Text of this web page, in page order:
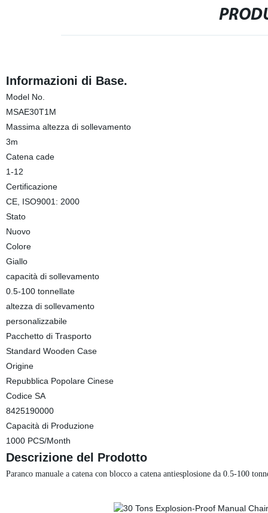
Informazioni di Base.
Model No.
MSAE30T1M
Massima altezza di sollevamento
3m
Catena cade
1-12
Certificazione
CE, ISO9001: 2000
Stato
Nuovo
Colore
Giallo
capacità di sollevamento
0.5-100 tonnellate
altezza di sollevamento
personalizzabile
Pacchetto di Trasporto
Standard Wooden Case
Origine
Repubblica Popolare Cinese
Codice SA
8425190000
Capacità di Produzione
1000 PCS/Month
Descrizione del Prodotto
Paranco manuale a catena con blocco a catena antiesplosione da 0.5-100